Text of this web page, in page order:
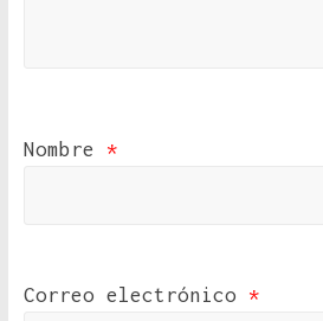
Nombre *
Correo electrónico *